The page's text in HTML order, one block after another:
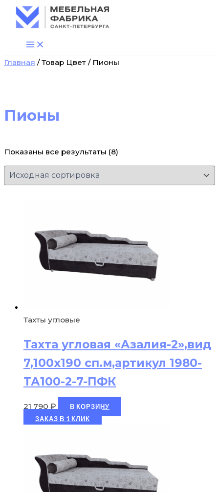
Перейти
содержимому
Главная / Товар Цвет / Пионы
Пионы
Показаны все результаты (8)
Тахты угловые
Тахта угловая «Азалия-2»,вид
7,100х190 сп.м,артикул 1980-
ТА100-2-7-ПФК
21 790 ₽
В КОРЗИНУ
ЗАКАЗ В 1 КЛИК